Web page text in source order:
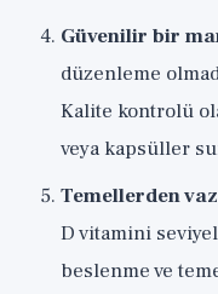
Güvenilir bir
düzenleme
Kalite kontrolü
veya kapsüller
Temellerden
D vitamini
beslenme ve